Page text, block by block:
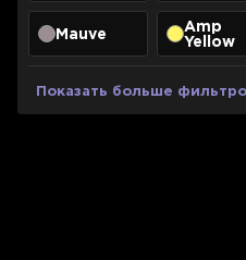
Mauve
Amp
Yellow
Показать больше